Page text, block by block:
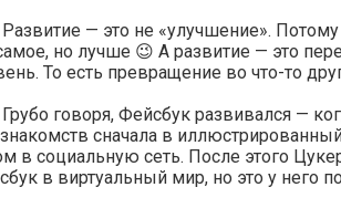
Развитие — это не «улучшение». Потому
но лучше 😉 А развитие — это
То есть превращение во что-то
Грубо говоря, Фейсбук развивался —
сначала в
в социальную сеть. После этого
в виртуальный мир, но это у него